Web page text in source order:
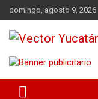
Saltar
al
contenido
domingo, agosto 9, 2026
Vector